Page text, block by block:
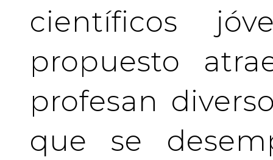
científicos
propuesto
profesan
que se